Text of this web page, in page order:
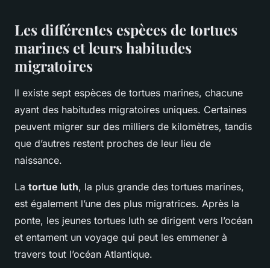
Les différentes espèces de tortues
marines et leurs habitudes
migratoires
Il existe sept espèces de tortues marines, chacune
ayant des habitudes migratoires uniques. Certaines
peuvent migrer sur des milliers de kilomètres, tandis
que d’autres restent proches de leur lieu de
naissance.
La tortue luth, la plus grande des tortues marines,
est également l’une des plus migratrices. Après la
ponte, les jeunes tortues luth se dirigent vers l’océan
et entament un voyage qui peut les emmener à
travers tout l’océan Atlantique.